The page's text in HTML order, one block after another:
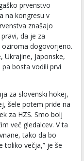
prvenstvo
na kongresu v
znašajo
da je za
dogovorjeno.
Ukrajine, Japonske,
bosta vodili prvi
za slovenski hokej,
šele potem pride na
za HZS. Smo bolj
več gledalcev. V ta
tako da bo
toliko večja,” je še